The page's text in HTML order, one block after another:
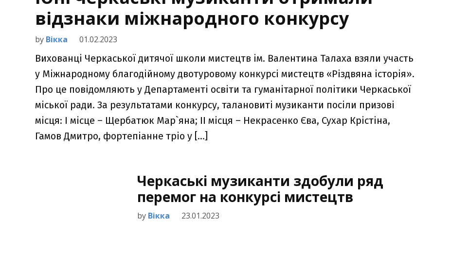
відзнаки міжнародного конкурсу
by Вікка 01.02.2023
Вихованці Черкаської дитячої школи мистецтв ім. Валентина Талаха взяли участь
у Міжнародному благодійному двотуровому конкурсі мистецтв «Різдвяна історія».
Про це повідомляють у Департаменті освіти та гуманітарної політики Черкаської
міської ради. За результатами конкурсу, талановиті музиканти посіли призові
місця: І місце – Щербатюк Мар`яна; ІІ місця – Некрасенко Єва, Сухар Крістіна,
Гамов Дмитро, фортепіанне тріо у […]
Черкаські музиканти здобули ряд
перемог на конкурсі мистецтв
by Вікка 23.01.2023